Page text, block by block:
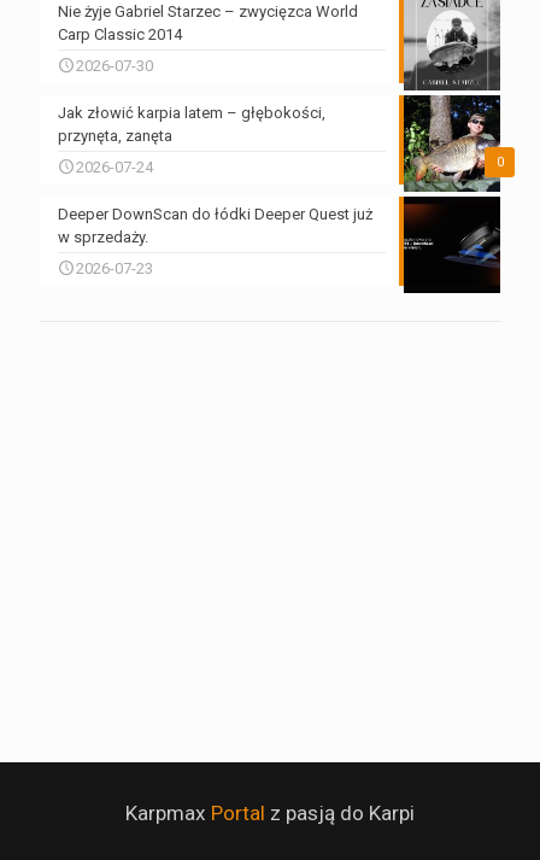
Nie żyje Gabriel Starzec – zwycięzca World
Carp Classic 2014
2026-07-30
0
Jak złowić karpia latem – głębokości,
przynęta, zanęta
2026-07-24
Deeper DownScan do łódki Deeper Quest już
w sprzedaży.
2026-07-23
Karpmax Portal z pasją do Karpi